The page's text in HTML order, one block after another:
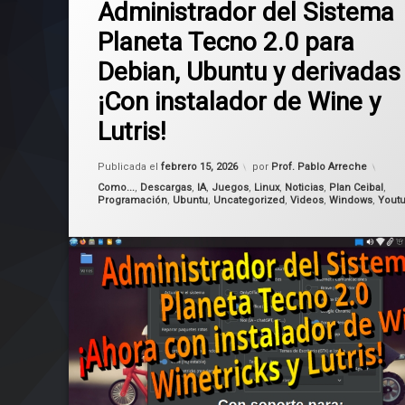
Administrador del Sistema
Planeta Tecno 2.0 para
Debian, Ubuntu y derivadas
¡Con instalador de Wine y
Lutris!
Publicada elfebrero 15, 2026
Actualizado el febrero 15, 2026
por Prof. Pablo Arreche
Categorías:
Como..., Descargas, IA, Juegos, Linux, Noticias, Plan Ceibal,
Programación, Ubuntu, Uncategorized,Videos,Windows,
Debian
Linux
lutris
Ubuntu